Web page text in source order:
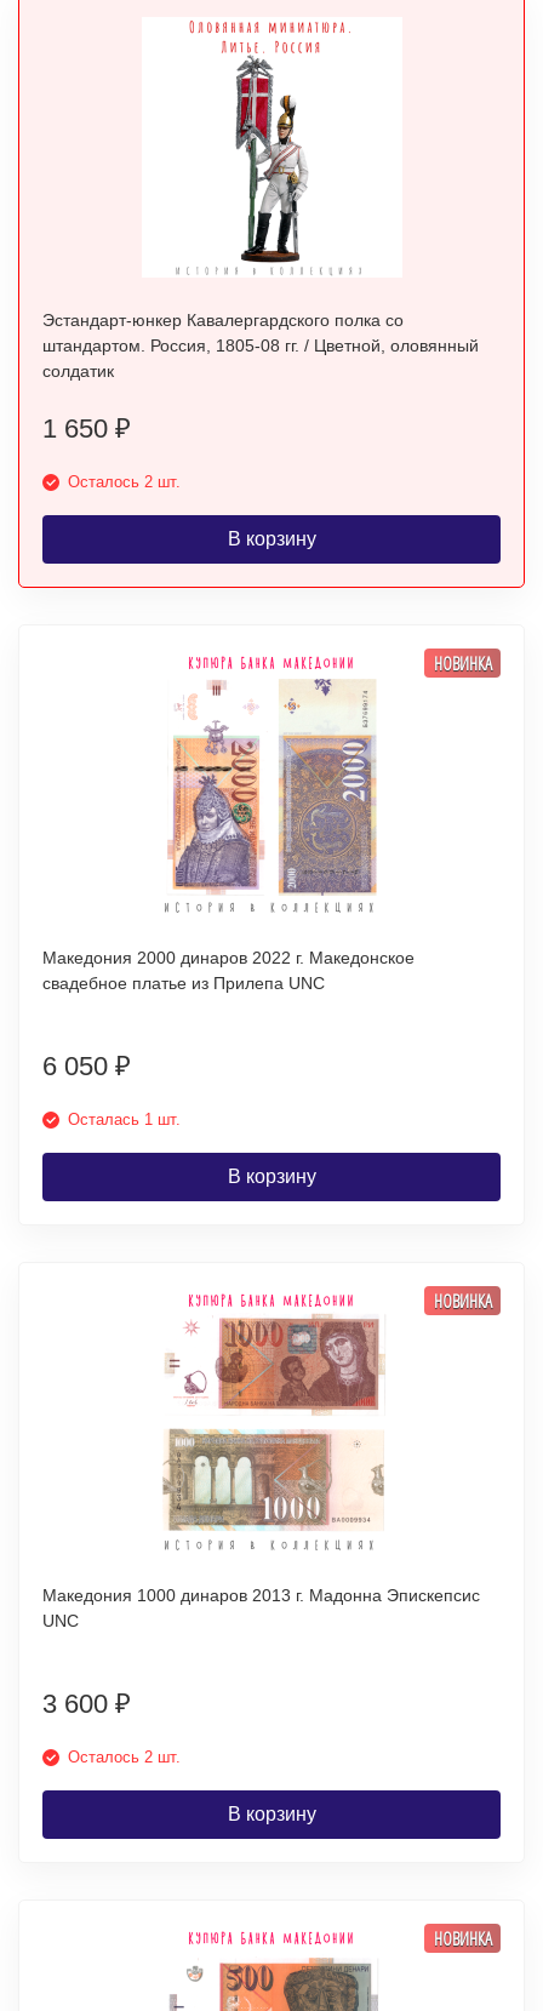
Эстандарт-юнкер Кавалергардского полка со
штандартом. Россия, 1805-08 гг. / Цветной, оловянный
солдатик
1 650 ₽
Осталось 2 шт.
В корзину
НОВИНКА
Македония 2000 динаров 2022 г. Македонское
свадебное платье из Прилепа UNC
6 050 ₽
Осталась 1 шт.
В корзину
НОВИНКА
Македония 1000 динаров 2013 г. Мадонна Эпискепсис
UNC
3 600 ₽
Осталось 2 шт.
В корзину
НОВИНКА